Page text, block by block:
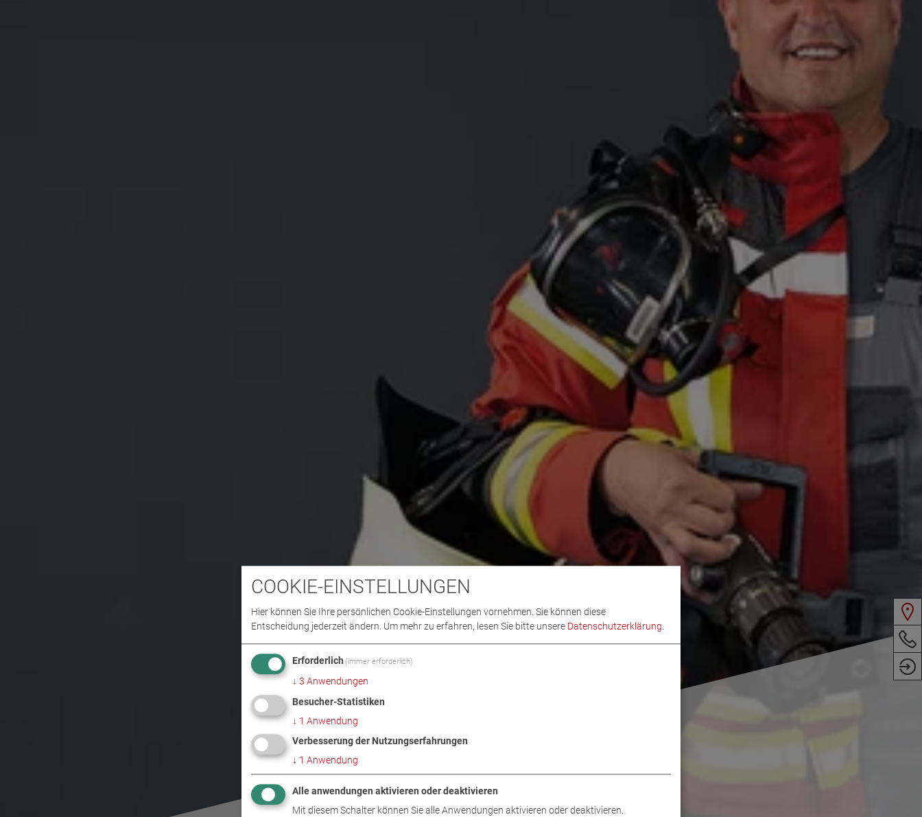
COOKIE-EINSTELLUNGEN
Hier können Sie Ihre persönlichen Cookie-Einstellungen vornehmen. Sie können diese
Entscheidung jederzeit ändern. Um mehr zu erfahren, lesen Sie bitte unsere Datenschutzerklärung
Erforderlich (immer erforderlich)
↓ 3 Anwendungen
Besucher-Statistiken
↓ 1 Anwendung
Verbesserung der Nutzungserfahrungen
↓ 1 Anwendung
Alle anwendungen aktivieren oder deaktivieren
Mit diesem Schalter können Sie alle Anwendungen aktivieren oder deaktivieren.